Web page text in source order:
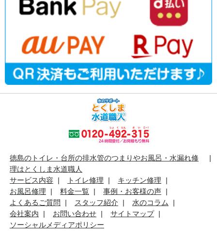
徳島のトイレ・台所の排水管のつまりやお風呂・水漏れ修
理はとくしま水道職人
サービス内容
トイレ修理
キッチン修理
お風呂修理
料金一覧
事例・お客様の声
よくあるご質問
スタッフ紹介
水のコラム
会社案内
お問い合わせ
サイトマップ
ソーシャルメディアポリシー